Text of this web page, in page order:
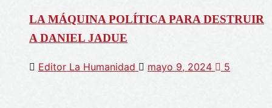
LA MÁQUINA POLÍTICA PARA DESTRUIR
A DANIEL JADUE
Editor La Humanidad mayo 9, 2024 5